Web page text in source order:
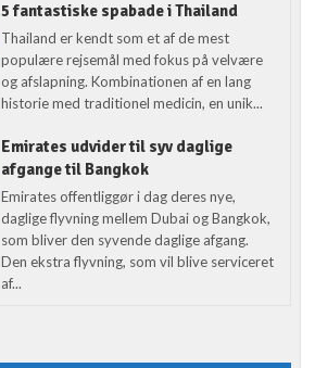
5 fantastiske spabade i Thailand
Thailand er kendt som et af de mest
populære rejsemål med fokus på velvære
og afslapning. Kombinationen af en lang
historie med traditionel medicin, en unik...
Emirates udvider til syv daglige
afgange til Bangkok
Emirates offentliggør i dag deres nye,
daglige flyvning mellem Dubai og Bangkok,
som bliver den syvende daglige afgang.
Den ekstra flyvning, som vil blive serviceret
af...